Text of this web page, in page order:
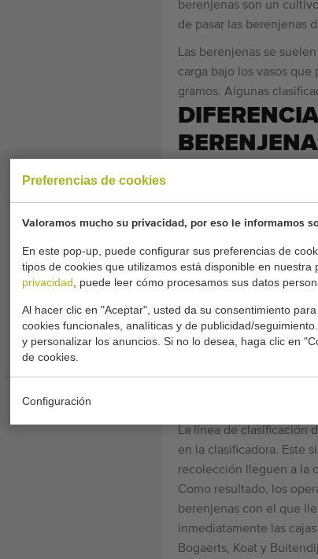
Preferencias de cookies
Valoramos mucho su privacidad, por eso le informamos
En este pop-up, puede configurar sus preferencias de
tipos de cookies que utilizamos está disponible en nuestra
privacidad , puede leer cómo procesamos sus datos
Al hacer clic en "Aceptar", usted da su consentimiento
cookies funcionales, analíticas y de publicidad/
y personalizar los anuncios. Si no lo desea, haga clic en
de cookies.
Configuración
berenjenas son un
de pasar las berenjenas
Las berenjenas se
carga bajo los vasos
gramos. Algunas
Las clasificadoras de
detalles. Esta
Alimentación manual:
pepinos, por su parte,
alimentación.
Cintas de
se mueven por pasos,
el riesgo de que se
Aunque las
también pueden
SISTEMA
La línea de clasificación
en la clasificadora. Este
recolección lleguen a la
Como resultado, los
berenjenas con el que
inmediatamente las
Bogaerts, Koat y